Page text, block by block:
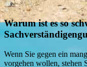
Warum ist es so
Wenn Sie gegen ein
vorgehen wollen, stehen